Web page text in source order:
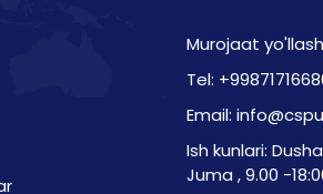
Murojaat yo'llash
Tel:
Email:
Ish kunlari:
Juma , 9.00 -